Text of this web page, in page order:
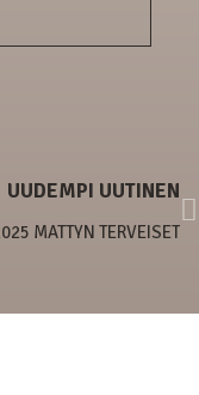
UUDEMPI UUTINEN
MATTYN TERVEISET